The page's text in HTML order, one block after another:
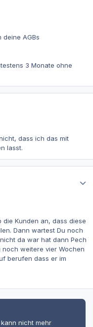
AGBs
3 Monate ohne
dass ich das mit
lasst.
Kunden an, dass diese
Dann wartest Du noch
da war hat dann Pech
weitere vier Wochen
berufen dass er im
nicht mehr